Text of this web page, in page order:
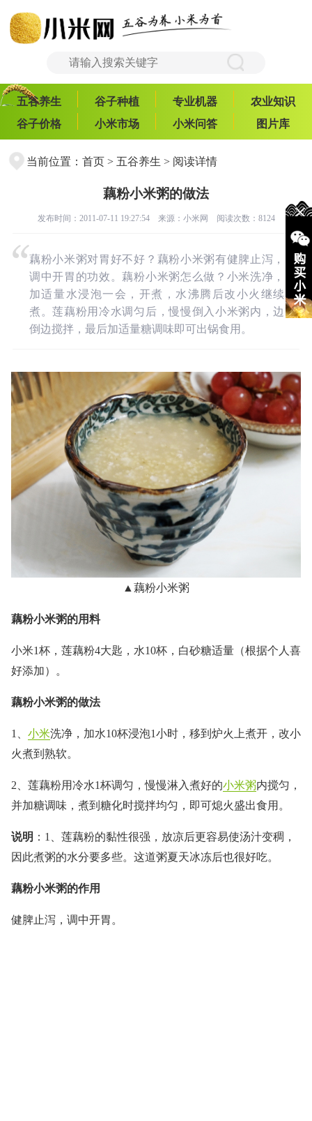
五谷养生 谷子种植 专业机器
农业知识
谷子价格
小米市场 小米问答 图片库
当前位置： 首页> 五谷养生 > 阅读详情
藕粉小米粥的做法
发布时间：2011-07-11 19:27:54 来源： 小米网 阅读次数：8124
藕粉小米粥对胃好不好？藕粉小米粥有健脾止泻，
调中开胃的功效。藕粉小米粥怎么做？小米洗净，
加适量水浸泡一会，开煮，水沸腾后改小火继续
煮。莲藕粉用冷水调匀后，慢慢倒入小米粥内，边
倒边搅拌，最后加适量糖调味即可出锅食用。
▲藕粉小米粥
藕粉小米粥的用料
小米1杯，莲藕粉4大匙，水10杯，白砂糖适量（根据个人喜
好添加）。
藕粉小米粥的做法
1、 小米洗净，加水10杯浸泡1小时，移到炉火上煮开，改小
火煮到熟软。
2、莲藕粉用冷水1杯调匀，慢慢淋入煮好的小米粥内搅匀，
并加糖调味，煮到糖化时搅拌均匀，即可熄火盛出食用。
说明 ：1、莲藕粉的黏性很强，放凉后更容易使汤汁变稠，
因此煮粥的水分要多些。这道粥夏天冰冻后也很好吃。
藕粉小米粥的作用
健脾止泻，调中开胃。